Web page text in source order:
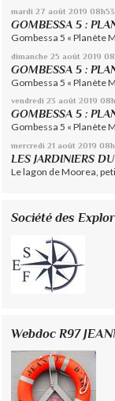
mardi 27 août 2019 08h53
GOMBESSA 5 :
Gombessa 5 « Planète
dimanche 25 août 2019
GOMBESSA 5 :
Gombessa 5 « Planète
vendredi 23 août 2019
GOMBESSA 5 :
Gombessa 5 « Planète
mercredi 21 août 2019
LES JARDINIERS
Le lagon de Moorea,
Société des
Webdoc R97